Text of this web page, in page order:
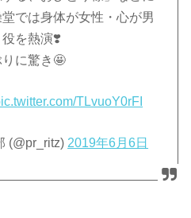
では身体が女性・心が男
を熱演❣️
に驚き🤩
TLvuoY0rFI
(@pr_ritz) 2019年6月6日